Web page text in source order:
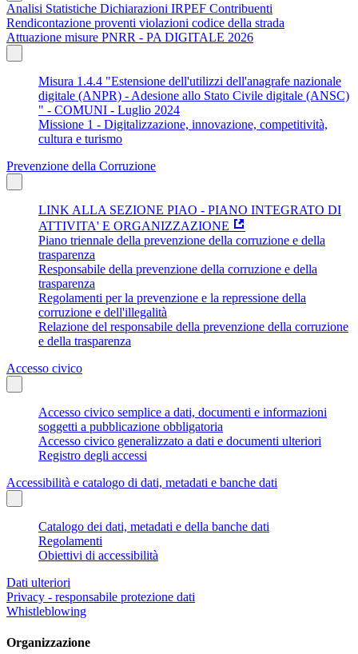
Analisi Statistiche Dichiarazioni IRPEF Contribuenti
Rendicontazione proventi violazioni codice della strada
Attuazione misure PNRR - PA DIGITALE 2026
Misura 1.4.4 "Estensione dell'utilizzi dell'anagrafe nazionale
digitale (ANPR) - Adesione allo Stato Civile digitale (ANSC)
" - COMUNI - Luglio 2024
Missione 1 - Digitalizzazione, innovazione, competitività,
cultura e turismo
Prevenzione della Corruzione
LINK ALLA SEZIONE PIAO - PIANO INTEGRATO DI
ATTIVITA' E ORGANIZZAZIONE
Piano triennale della prevenzione della corruzione e della
trasparenza
Responsabile della prevenzione della corruzione e della
trasparenza
Regolamenti per la prevenzione e la repressione della
corruzione e dell'illegalità
Relazione del responsabile della prevenzione della corruzione
e della trasparenza
Accesso civico
Accesso civico semplice a dati, documenti e informazioni
soggetti a pubblicazione obbligatoria
Accesso civico generalizzato a dati e documenti ulteriori
Registro degli accessi
Accessibilità e catalogo di dati, metadati e banche dati
Catalogo dei dati, metadati e della banche dati
Regolamenti
Obiettivi di accessibilità
Dati ulteriori
Privacy - responsabile protezione dati
Whistleblowing
Organizzazione